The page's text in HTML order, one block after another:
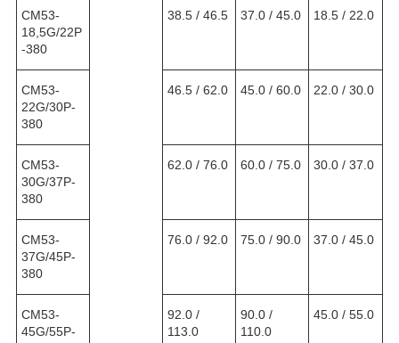
CM53-
18,5G/22P
-380
38.5 / 46.5 37.0 / 45.0 18.5 / 22.0
CM53-
22G/30P-
380
46.5 / 62.0 45.0 / 60.0 22.0 / 30.0
CM53-
30G/37P-
380
62.0 / 76.0 60.0 / 75.0 30.0 / 37.0
CM53-
37G/45P-
380
76.0 / 92.0 75.0 / 90.0 37.0 / 45.0
CM53-
45G/55P-
92.0 /
113.0
90.0 /
110.0
45.0 / 55.0